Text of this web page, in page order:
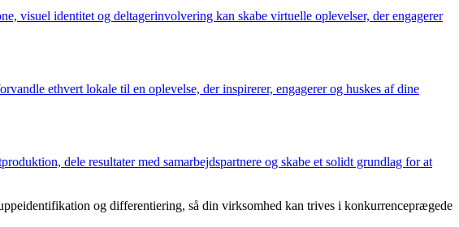
visuel identitet og deltagerinvolvering kan skabe virtuelle oplevelser, der engagerer
ethvert lokale til en oplevelse, der inspirerer, engagerer og huskes af dine
dele resultater med samarbejdspartnere og skabe et solidt grundlag for at
og differentiering, så din virksomhed kan trives i konkurrenceprægede